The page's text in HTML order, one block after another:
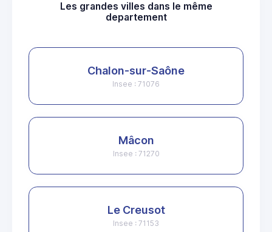
Les grandes villes dans le même
departement
Chalon-sur-Saône
Insee : 71076
Mâcon
Insee : 71270
Le Creusot
Insee : 71153